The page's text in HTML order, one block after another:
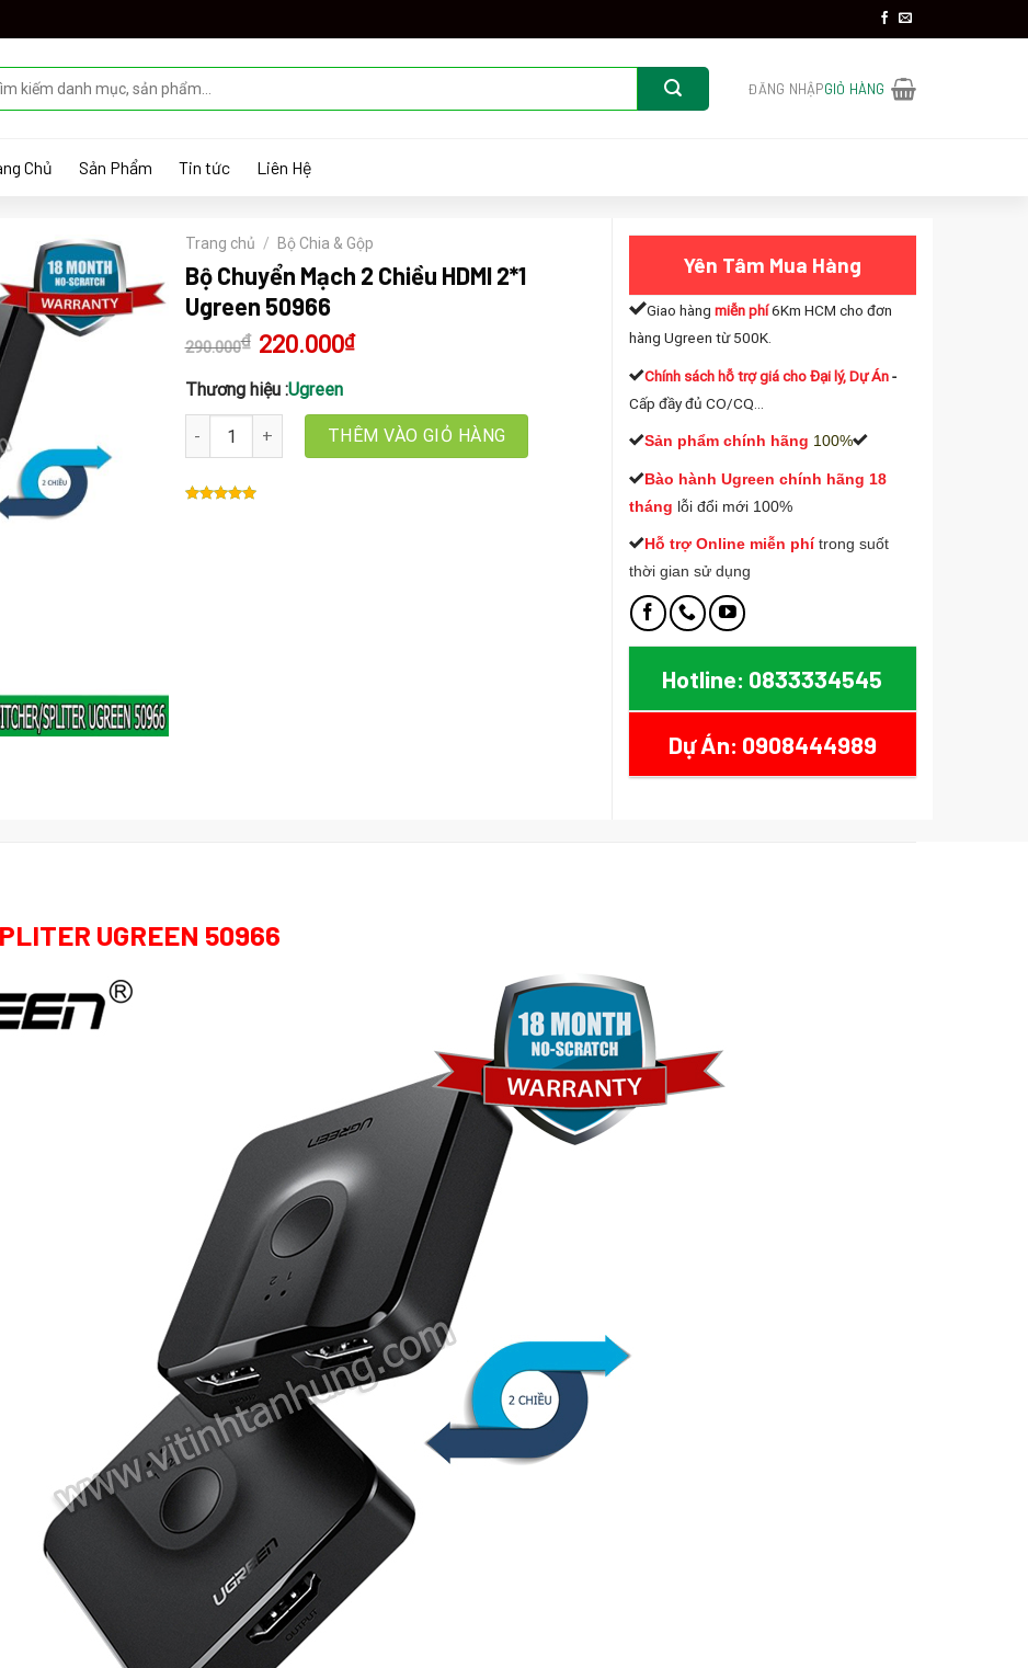
ĐĂNG NHẬPGIỎ HÀNG
Chủ Sản Phẩm Tin tức Liên Hệ
Trang chủ / Bộ Chia & Gộp
Bộ Chuyển Mạch 2 Chiều HDMI 2*1
Ugreen 50966
290.000₫ Giá
gốc
290.000₫.
220.000₫Giá
hiện
Thương hiệu :Ugreen
Bộ Chuyển Mạch 2 Chiều HDMI 2*1 Ugreen 50966 số lượng
THÊM VÀO GIỎ HÀNG
Yên Tâm Mua Hàng
Giao hàng miễn phí 6Km HCM cho đơn
hàng Ugreen từ 500K.
Chính sách hỗ trợ giá cho Đại lý, Dự Án-
Cấp đầy đủ CO/CQ...
Sản phẩm chính hãng 100%
Bào hành Ugreen chính hãng 18
tháng lỗi đổi mới 100%
Hỗ trợ Online miễn phí trong suốt
thời gian sử dụng
Hotline: 0833334545
Dự Án: 0908444989
UGREEN 50966